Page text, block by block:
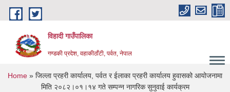
Skip to main content
विहादी गाउँपालिका
गण्डकी प्रदेश, वहाकीठाँटी, पर्वत, नेपाल
You are here
Home » जिल्ला प्रहरी कार्यालय, पर्वत र ईलाका प्रहरी कार्यालय हुवासको आयोजनामा
मिति २०८२।०१।१४ गते सम्पन्न नागरिक सुनुवाई कार्यक्रम